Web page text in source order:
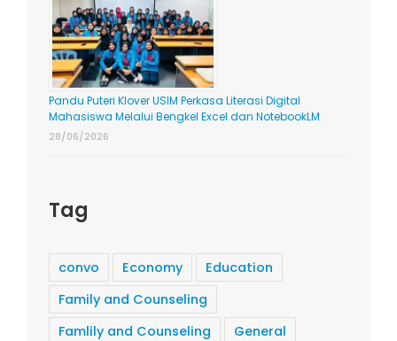
Pandu Puteri Klover USIM Perkasa Literasi Digital
Mahasiswa Melalui Bengkel Excel dan NotebookLM
28/06/2026
Tag
convo Economy
Education
Family and Counseling
Famlily and Counseling
General